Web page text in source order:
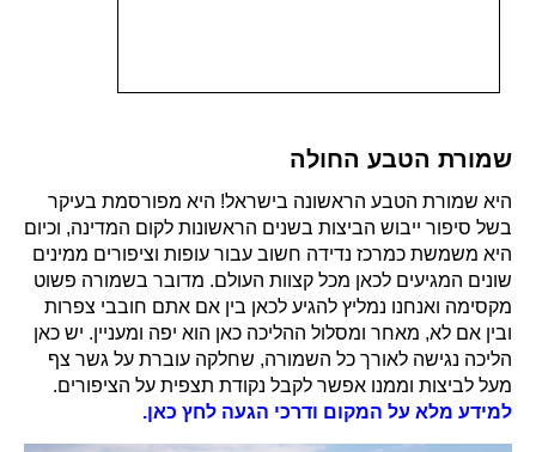
שמורת הטבע החולה
היא שמורת הטבע הראשונה בישראל! היא מפורסמת בעיקר
בשל סיפור ייבוש הביצות בשנים הראשונות לקום המדינה, וכיום
היא משמשת כמרכז נדידה חשוב עבור עופות וציפורים ממינים
שונים המגיעים לכאן מכל קצוות העולם. מדובר בשמורה פשוט
מקסימה ואנחנו נמליץ להגיע לכאן בין אם אתם חובבי צפרות
ובין אם לא, מאחר ומסלול ההליכה כאן הוא יפה ומעניין. יש כאן
הליכה נגישה לאורך כל השמורה, שחלקה עוברת על גשר צף
מעל לביצות וממנו אפשר לקבל נקודת תצפית על הציפורים.
למידע מלא על המקום ודרכי הגעה לחץ כאן.